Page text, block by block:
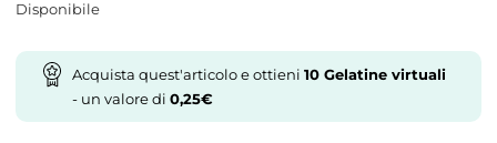
Disponibile
Acquista quest'articolo e ottieni 10Gelatine virtuali
- un valore di 0,25€